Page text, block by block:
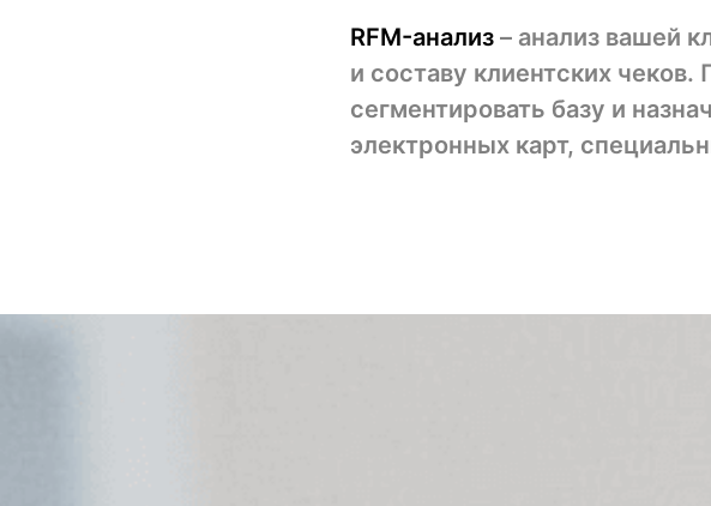
RFM-анализ – анализ вашей
и составу клиентских
сегментировать базу и
электронных карт,